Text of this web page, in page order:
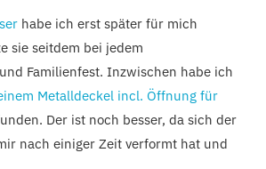
habe ich erst später für mich
sie seitdem bei jedem
Familienfest. Inzwischen habe ich
Metalldeckel incl. Öffnung für
Der ist noch besser, da sich der
nach einiger Zeit verformt hat und